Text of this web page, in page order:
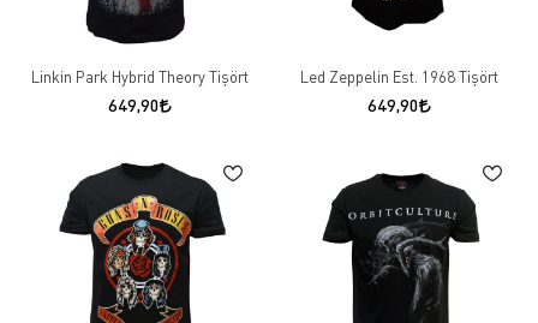
Linkin Park Hybrid Theory Tişört
649,90
Led Zeppelin Est. 1968 Tişört
649,90